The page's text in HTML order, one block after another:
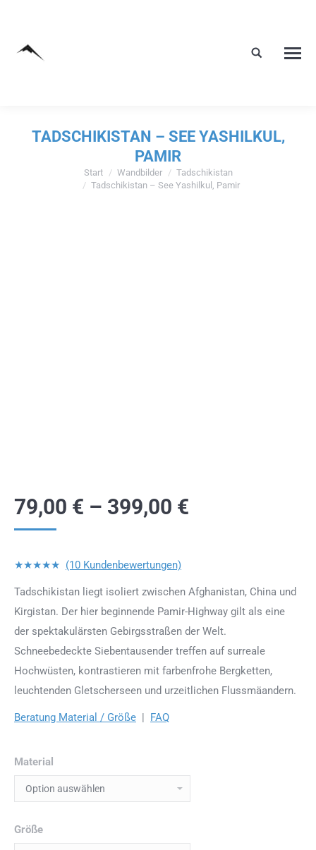
TADSCHIKISTAN – SEE YASHILKUL,
PAMIR
Sie befinden sich hier:
Start Wandbilder
Tadschikistan
Tadschikistan – See Yashilkul, Pamir
79,00 € – 399,00 €
★★★★★ (10 Kundenbewertungen)
Tadschikistan liegt isoliert zwischen Afghanistan, China und
Kirgistan. Der hier beginnende Pamir-Highway gilt als eine
der spektakulärsten Gebirgsstraßen der Welt.
Schneebedeckte Siebentausender treffen auf surreale
Hochwüsten, kontrastieren mit farbenfrohe Bergketten,
leuchtenden Gletscherseen und urzeitlichen Flussmäandern.
Beratung Material / Größe | FAQ
Material
Größe